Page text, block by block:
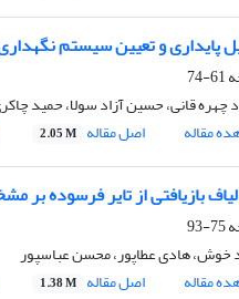
و تعیین سیستم نگهداری تراز 2741 معدن زیرزمینی سرب و
61-74
چهره قانی، حسین آزاد سولا، حمید
مقاله
اصل مقاله 2.05 M
بازیافتی از تایر فرسوده
75-93
خوش، هادی عطاپور، محسن عباسپور
مقاله
اصل مقاله 1.38 M